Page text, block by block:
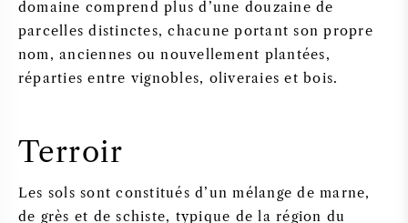
domaine comprend plus d’une douzaine de
parcelles distinctes, chacune portant son propre
nom, anciennes ou nouvellement plantées,
réparties entre vignobles, oliveraies et bois.
Terroir
Les sols sont constitués d’un mélange de marne,
de grès et de schiste, typique de la région du